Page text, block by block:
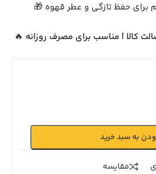
برای حفظ تازگی و عطر قهوه 🎁
کالا | مناسب برای مصرف روزانه 🔥
به سبد خرید
مقايسه